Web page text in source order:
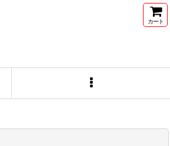
カート